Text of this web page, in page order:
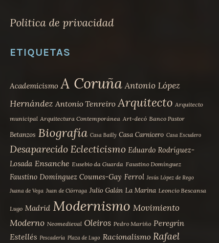
Politica de privacidad
ETIQUETAS
Academicismo A Coruña Antonio López
Hernández Antonio Tenreiro Arquitecto Arquitecto
municipal Arquitectura Contemporánea Art-decó Banco Pastor
Betanzos Biografía Casa Bailly Casa Carnicero Casa Escudero
Desaparecido Eclecticismo Eduardo Rodríguez-
Losada Ensanche Eusebio da Guarda Faustino Domínguez
Faustino Domínguez Coumes-Gay Ferrol Jesús López de Rego
Juana de Vega Juan de Ciórraga Julio Galán La Marina Leoncio Bescansa
Lugo Madrid Modernismo Movimiento
Moderno Neomedieval Oleiros Pedro Mariño Peregrín
Estellés Pescadería Plaza de Lugo Racionalismo Rafael